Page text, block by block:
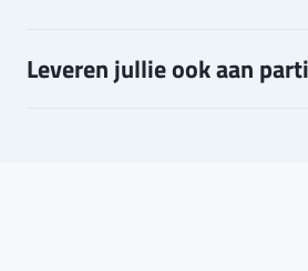
Leveren jullie ook aan